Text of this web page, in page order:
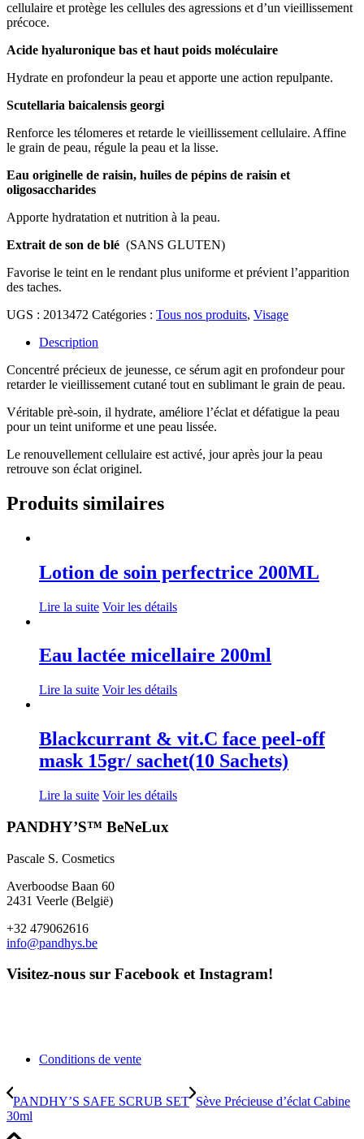
cellulaire et protège les cellules des agressions et d’un vieillissement
précoce.
Acide hyaluronique bas et haut poids moléculaire
Hydrate en profondeur la peau et apporte une action repulpante.
Scutellaria baicalensis georgi
Renforce les télomeres et retarde le vieillissement cellulaire. Affine
le grain de peau, régule la peau et la lisse.
Eau originelle de raisin, huiles de pépins de raisin et
oligosaccharides
Apporte hydratation et nutrition à la peau.
Extrait de son de blé (SANS GLUTEN)
Favorise le teint en le rendant plus uniforme et prévient l’apparition
des taches.
UGS : 2013472 Catégories : Tous nos produits, Visage
Description
Concentré précieux de jeunesse, ce sérum agit en profondeur pour
retarder le vieillissement cutané tout en sublimant le grain de peau.
Véritable prè-soin, il hydrate, améliore l’éclat et défatigue la peau
pour un teint uniforme et une peau lissée.
Le renouvellement cellulaire est activé, jour après jour la peau
retrouve son éclat originel.
Produits similaires
Lotion de soin perfectrice 200ML
Lire la suite Voir les détails
Eau lactée micellaire 200ml
Lire la suite Voir les détails
Blackcurrant & vit.C face peel-off
mask 15gr/ sachet(10 Sachets)
Lire la suite Voir les détails
PANDHY’S™ BeNeLux
Pascale S. Cosmetics
Averboodse Baan 60
2431 Veerle (België)
+32 479062616
info@pandhys.be
Visitez-nous sur Facebook et Instagram!
Conditions de vente
PANDHY’S SAFE SCRUB SET Sève Précieuse d’éclat Cabine
30ml